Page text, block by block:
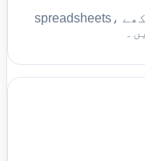
اسی ریکارڈ کو بغیر دوبارہ لکھے spreadsheets،